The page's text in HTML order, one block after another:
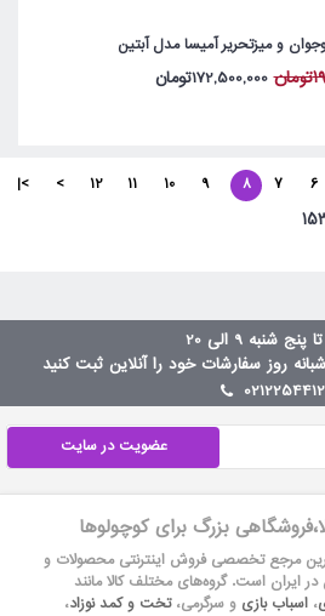
و میزتحریر آمیسا مدل آبتین
172,500,000تومان
6
7
8
9
10
11
12
>
>|
تا 192 از 3672 (153
شنبه 9 الی 20
عضویت در سایت
بزرگ برای کوچولوها
مرجع تخصصی فروش اینترنتی محصولات و
در ایران است. گروه‏‏‌های مختلف کالا مانند
، اسباب بازی و سرگرمی،تخت و کمد نوزاد،